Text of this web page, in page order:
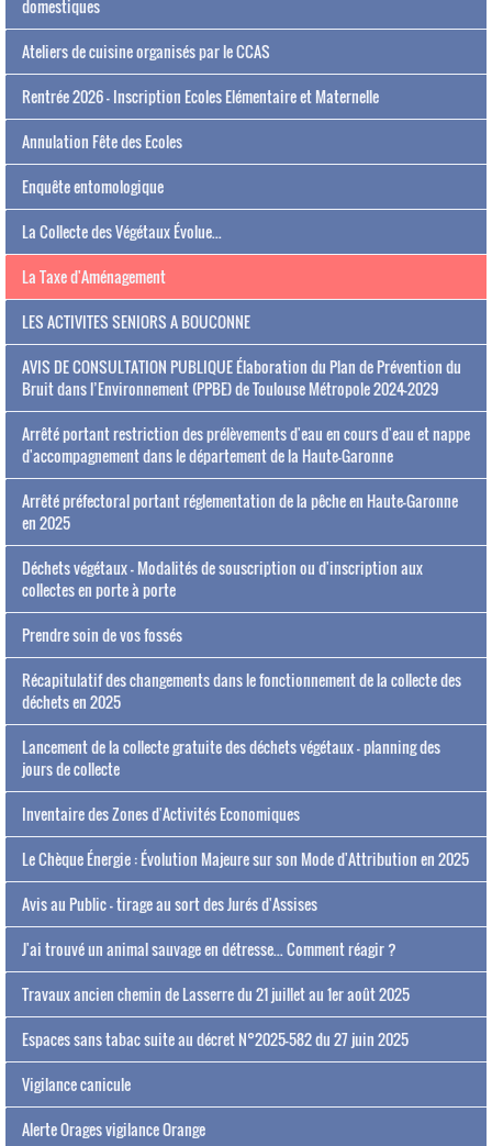
domestiques
Ateliers de cuisine organisés par le CCAS
Rentrée 2026 - Inscription Ecoles Elémentaire et Maternelle
Annulation Fête des Ecoles
Enquête entomologique
La Collecte des Végétaux Évolue...
La Taxe d'Aménagement
LES ACTIVITES SENIORS A BOUCONNE
AVIS DE CONSULTATION PUBLIQUE Élaboration du Plan de Prévention du
Bruit dans l’Environnement (PPBE) de Toulouse Métropole 2024-2029
Arrêté portant restriction des prélèvements d'eau en cours d'eau et nappe
d'accompagnement dans le département de la Haute-Garonne
Arrêté préfectoral portant réglementation de la pêche en Haute-Garonne
en 2025
Déchets végétaux - Modalités de souscription ou d'inscription aux
collectes en porte à porte
Prendre soin de vos fossés
Récapitulatif des changements dans le fonctionnement de la collecte des
déchets en 2025
Lancement de la collecte gratuite des déchets végétaux - planning des
jours de collecte
Inventaire des Zones d'Activités Economiques
Le Chèque Énergie : Évolution Majeure sur son Mode d'Attribution en 2025
Avis au Public - tirage au sort des Jurés d'Assises
J'ai trouvé un animal sauvage en détresse... Comment réagir ?
Travaux ancien chemin de Lasserre du 21 juillet au 1er août 2025
Espaces sans tabac suite au décret N°2025-582 du 27 juin 2025
Vigilance canicule
Alerte Orages vigilance Orange